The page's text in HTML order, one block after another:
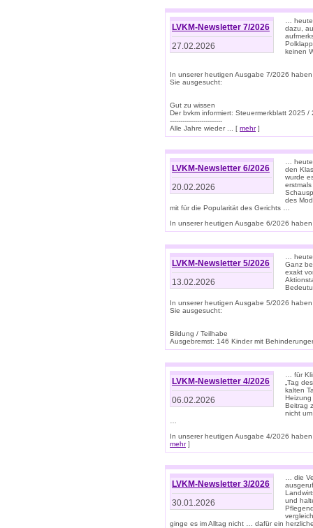
LVKM-Newsletter 7/2026
27.02.2026
…
dazu,
keinen
In unserer heutigen Ausgabe 7/2026
Sie ausgesucht:
Gut zu wissen
Der bvkm informiert: Steuermerkblatt 2025 /
-------------------------
Alle Jahre wieder ... [ mehr]
LVKM-Newsletter 6/2026
20.02.2026
…
den
wurde
des
mit für die Popularität des Gerichts …
In unserer heutigen Ausgabe 6/2026
LVKM-Newsletter 5/2026
13.02.2026
…
Ganz
exakt
In unserer heutigen Ausgabe 5/2026
Sie ausgesucht:
Bildung / Teilhabe
Ausgebremst: 146 Kinder mit
LVKM-Newsletter 4/2026
06.02.2026
… für
„Tag
kalten
Beitrag
nicht
In unserer heutigen Ausgabe 4/2026
mehr]
LVKM-Newsletter 3/2026
30.01.2026
… die
und
ginge es im Alltag nicht … dafür ein